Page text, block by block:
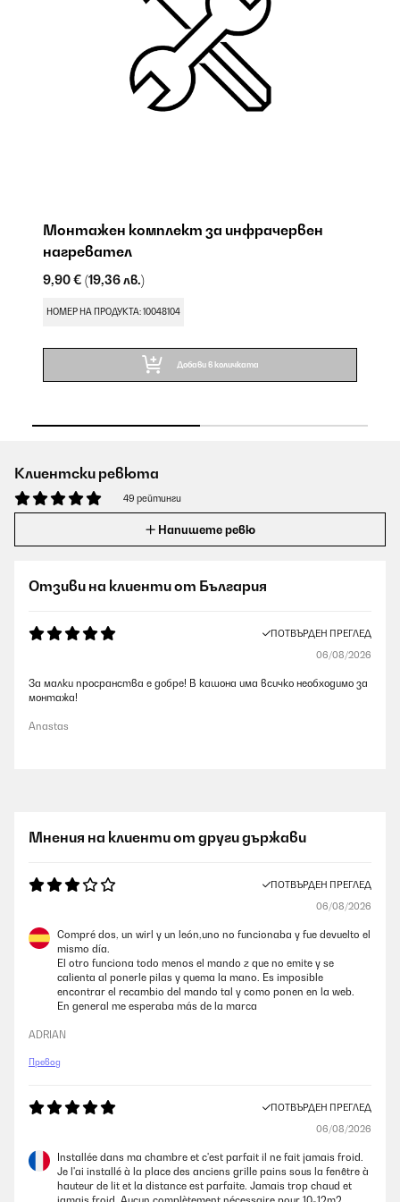
Монтажен комплект за инфрачервен
нагревател
9,90 € (19,36 лв.)
НОМЕР НА ПРОДУКТА: 10048104
Добави в количката
Клиентски ревюта
49 рейтинги
Напишете ревю
Отзиви на клиенти от България
ПОТВЪРДЕН ПРЕГЛЕД
06/08/2026
За малки просранства е добре! В кашона има всичко необходимо за
монтажа!
Anastas
Мнения на клиенти от други държави
ПОТВЪРДЕН ПРЕГЛЕД
06/08/2026
Compré dos, un wirl y un león,uno no funcionaba y fue devuelto el
mismo día.
El otro funciona todo menos el mando z que no emite y se
calienta al ponerle pilas y quema la mano. Es imposible
encontrar el recambio del mando tal y como ponen en la web.
En general me esperaba más de la marca
ADRIAN
Превод
ПОТВЪРДЕН ПРЕГЛЕД
06/08/2026
Installée dans ma chambre et c'est parfait il ne fait jamais froid.
Je l'ai installé à la place des anciens grille pains sous la fenêtre à
hauteur de lit et la distance est parfaite. Jamais trop chaud et